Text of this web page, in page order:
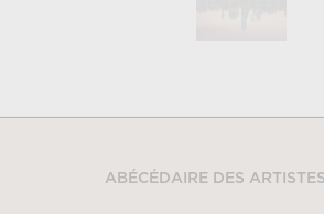
ABÉCÉDAIRE DES